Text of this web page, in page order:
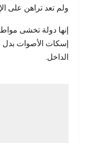
ولم تعد تراهن على
إنها دولة تخشى
إسكات الأصوات بدل
الداخل.